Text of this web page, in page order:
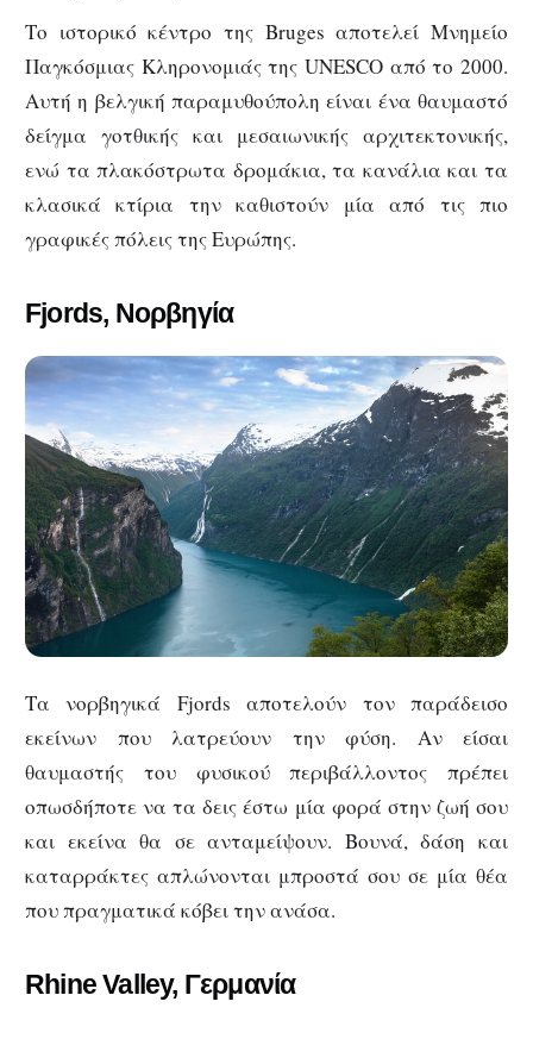
Το ιστορικό κέντρο της Bruges αποτελεί Μνημείο
Παγκόσμιας Κληρονομιάς της UNESCO από το 2000.
Αυτή η βελγική παραμυθούπολη είναι ένα θαυμαστό
δείγμα γοτθικής και μεσαιωνικής αρχιτεκτονικής,
ενώ τα πλακόστρωτα δρομάκια, τα κανάλια και τα
κλασικά κτίρια την καθιστούν μία από τις πιο
γραφικές πόλεις της Ευρώπης.
Fjords, Νορβηγία
Τα νορβηγικά Fjords αποτελούν τον παράδεισο
εκείνων που λατρεύουν την φύση. Αν είσαι
θαυμαστής του φυσικού περιβάλλοντος πρέπει
οπωσδήποτε να τα δεις έστω μία φορά στην ζωή σου
και εκείνα θα σε ανταμείψουν. Βουνά, δάση και
καταρράκτες απλώνονται μπροστά σου σε μία θέα
που πραγματικά κόβει την ανάσα.
Rhine Valley, Γερμανία